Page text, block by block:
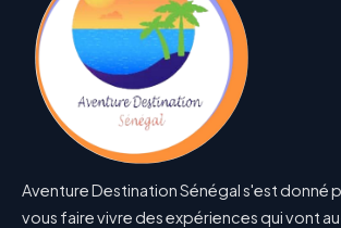
Aventure Destination Sénégal s'est donné
vous faire vivre des expériences qui vont